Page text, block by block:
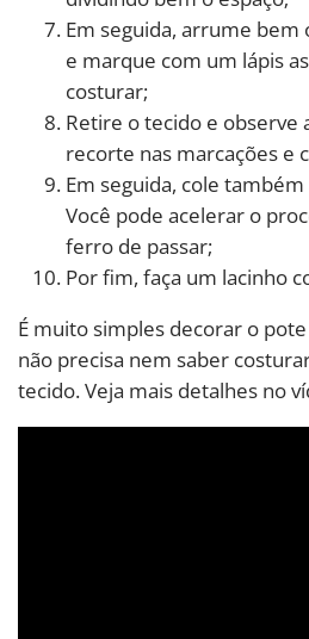
Em seguida, arrume bem
e marque com um lápis
costurar;
Retire o tecido e observe
recorte nas marcações e
Em seguida, cole
Você pode acelerar o
ferro de passar;
Por fim, faça um lacinho
É muito simples decorar o
não precisa nem saber
tecido. Veja mais detalhes no